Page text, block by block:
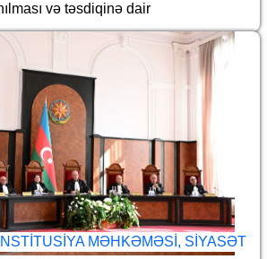
və təsdiqinə dair
MƏHKƏMƏSI, SİYASƏT